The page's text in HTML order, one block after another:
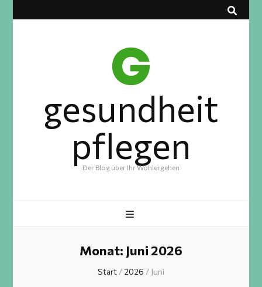
gesundheit
pflegen
Der Blog über Ihr Wohlergehen
Monat: Juni 2026
Start / 2026 / Juni